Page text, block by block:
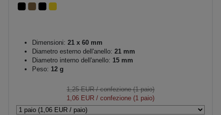
Dimensioni: 21 x 60 mm
Diametro esterno dell'anello: 21 mm
Diametro interno dell'anello: 15 mm
Peso: 12 g
1,25 EUR/ confezione (1 paio)
1,06 EUR / confezione (1 paio)